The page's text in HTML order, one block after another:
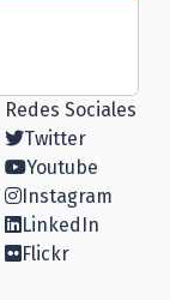
Redes Sociales
Twitter
Youtube
Instagram
LinkedIn
Flickr